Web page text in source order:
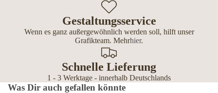
Gestaltungsservice
Wenn es ganz außergewöhnlich werden soll, hilft unser
Grafikteam. Mehrhier.
Schnelle Lieferung
1 - 3 Werktage - innerhalb Deutschlands
Was Dir auch gefallen könnte